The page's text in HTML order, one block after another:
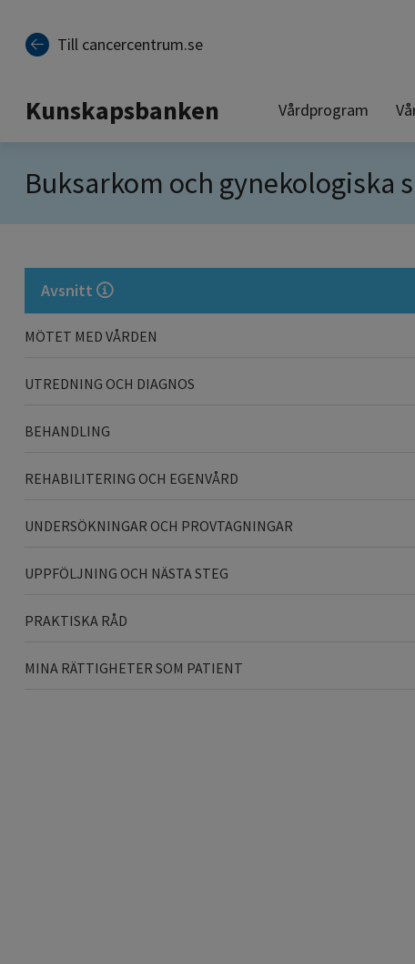
Till cancercentrum.se
Kunskapsbanken Vårdprogram
Buksarkom och gynekologiska
Avsnitt
MÖTET MED VÅRDEN
UTREDNING OCH DIAGNOS
BEHANDLING
REHABILITERING OCH EGENVÅRD
UNDERSÖKNINGAR OCH PROVTAGNINGAR
UPPFÖLJNING OCH NÄSTA STEG
PRAKTISKA RÅD
MINA RÄTTIGHETER SOM PATIENT